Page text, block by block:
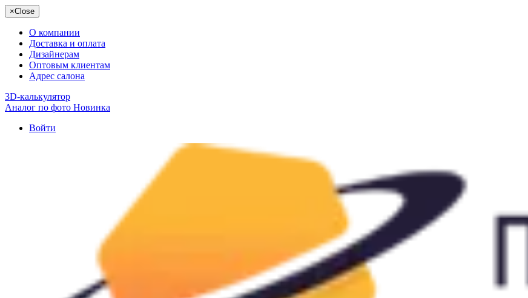
×Close
О компании
Доставка и оплата
Дизайнерам
Оптовым клиентам
Адрес салона
3D-калькулятор
Аналог по фото Новинка
Войти